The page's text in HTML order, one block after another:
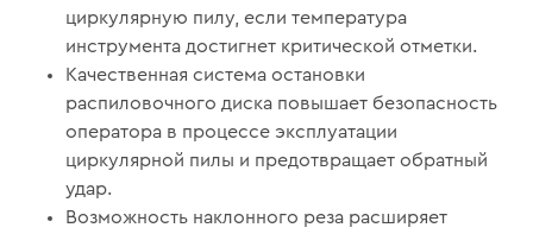
циркулярную пилу, если температура
инструмента достигнет критической отметки.
Качественная система остановки
распиловочного диска повышает безопасность
оператора в процессе эксплуатации
циркулярной пилы и предотвращает обратный
удар.
Возможность наклонного реза расширяет